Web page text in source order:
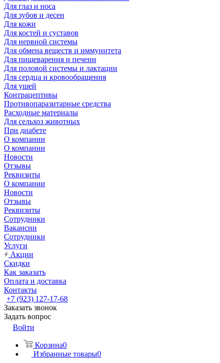
Для глаз и носа
Для зубов и десен
Для кожи
Для костей и суставов
Для нервной системы
Для обмена веществ и иммунитета
Для пищеварения и печени
Для половой системы и лактации
Для сердца и кровообращения
Для ушей
Контрацептивы
Противопаразитарные средства
Расходные материалы
Для сельхоз животных
При диабете
О компании
О компании
Новости
Отзывы
Реквизиты
О компании
Новости
Отзывы
Реквизиты
Сотрудники
Вакансии
Сотрудники
Услуги
Акции
Скидки
Как заказать
Оплата и доставка
Контакты
+7 (923) 127-17-68
Заказать звонок
Задать вопрос
Войти
Корзина0
Избранные товары0